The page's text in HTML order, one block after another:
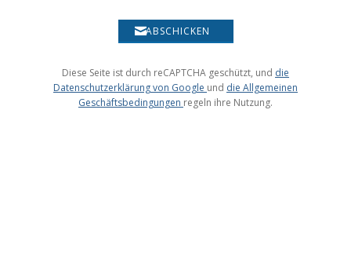
ABSCHICKEN
Datenschutzerklärung von Google
die Allgemeinen
Geschäftsbedingungen